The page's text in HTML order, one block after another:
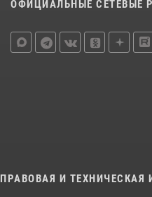
ОФИЦИАЛЬНЫЕ СЕТЕВЫЕ
ПРАВОВАЯ И